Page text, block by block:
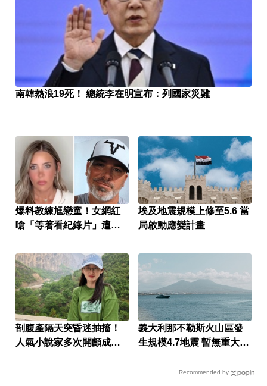
南韓熱浪19死！ 總統李在明宣布：列國家災難
爆料教練尪戀童！女網紅
嗆「等著看紀錄片」遭槍
埃及地震規模上修至5.6 當
局啟動應變計畫
剖腹產隔天突昏迷抽搐！
人氣小說家多次開顱成
義大利那不勒斯火山區發
生規模4.7地震 暫無重大災
Recommended by